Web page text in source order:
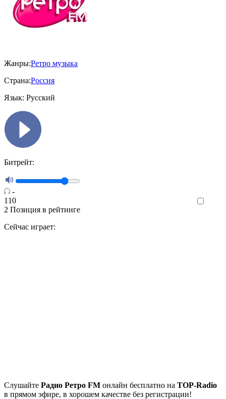
Жанры:Ретро музыка
Страна:Россия
Язык: Русский
Битрейт:
-
110
2 Позиция в рейтинге
Сейчас играет:
Cлушайте Радио Ретро FM онлайн бесплатно на TOP-Radio
в прямом эфире, в хорошем качестве без регистрации!